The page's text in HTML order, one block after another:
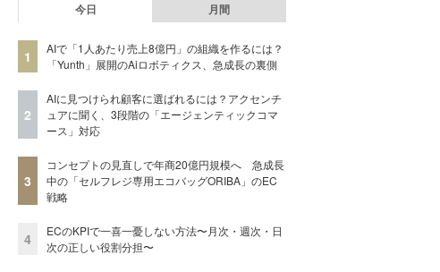
今日 月間
1
AIで「1人あたり売上8億円」の組織を作るには？
「Yunth」展開のAiロボティクス、急成長の裏側
2
AIに見つけられ顧客に選ばれるには？アクセンチ
ュアに聞く、3段階の「エージェンティックコマ
ース」対応
3
コンセプトの見直しで年商20億円規模へ 急成長
中の「セルフレジ専用エコバッグORIBA」のEC
戦略
4
ECのKPIで一喜一憂しない方法〜月次・週次・日
次の正しい役割分担〜